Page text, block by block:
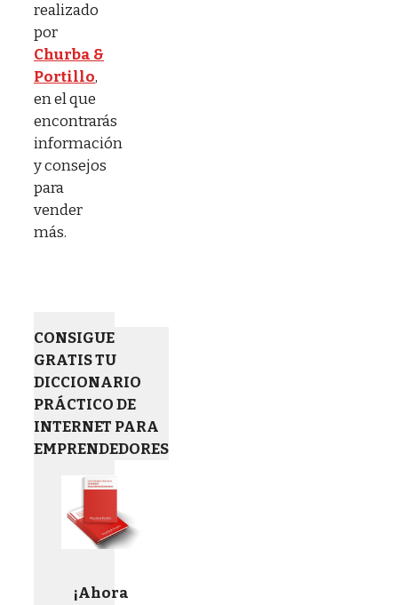
realizado
por
Churba &
Portillo,
en el que
encontrarás
información
y consejos
para
vender
más.
CONSIGUE
GRATIS TU
DICCIONARIO
PRÁCTICO DE
INTERNET PARA
EMPRENDEDORES
¡Ahora